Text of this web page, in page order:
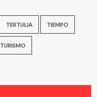
TERTULIA TIEMPO
TURISMO